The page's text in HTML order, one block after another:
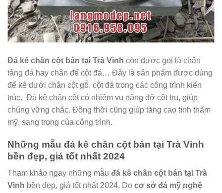
Đá kê chân cột bán tại Trà Vinh còn được gọi là chân
tảng đá hay chân đế cột đá… Đây là sản phẩm được dùng
để kê dưới chân cột gỗ, cột đá trong các công trình kiến
trúc. Đá kê chân cột có nhiệm vụ nâng đỡ cột trụ, giúp
chúng vững chắc. Đồng thời cũng giúp tăng cao tính thẩm
mỹ, sang trọng của công trình.
Những mẫu đá kê chân cột bán tại Trà Vinh
bền đẹp, giá tốt nhất 2024
Tham khảo ngay những mẫu đá kê chân cột bán tại Trà
Vinh bền đẹp, giá tốt nhất 2024. Do cơ sở đá mỹ nghệ